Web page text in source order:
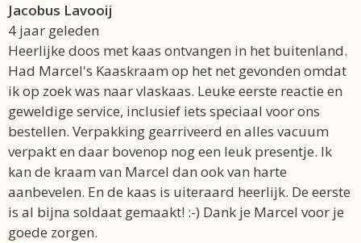
Jacobus Lavooij
4 jaar geleden
Heerlijke doos met kaas ontvangen in het buitenland.
Had Marcel's Kaaskraam op het net gevonden omdat
ik op zoek was naar vlaskaas. Leuke eerste reactie en
geweldige service, inclusief iets speciaal voor ons
bestellen. Verpakking gearriveerd en alles vacuum
verpakt en daar bovenop nog een leuk presentje. Ik
kan de kraam van Marcel dan ook van harte
aanbevelen. En de kaas is uiteraard heerlijk. De eerste
is al bijna soldaat gemaakt! :-) Dank je Marcel voor je
goede zorgen.